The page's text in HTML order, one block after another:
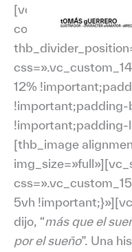
contenido
[vc_row
12%
!important;padding-
!important;padding-
[thb_image
5vh
dijo, “más que el
por el sueño”. Una